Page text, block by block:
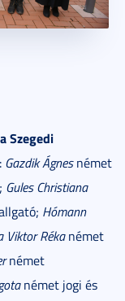
Szegedi
: Gazdik Ágnesnémet
Gules Christiana
Hómann
Viktor Rékanémet
német
német jogi és